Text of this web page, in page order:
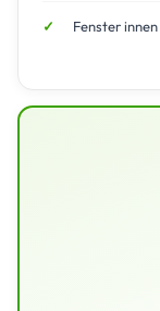
Fenster innen